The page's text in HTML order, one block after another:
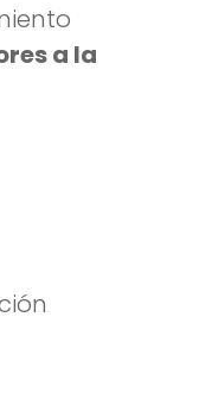
a la